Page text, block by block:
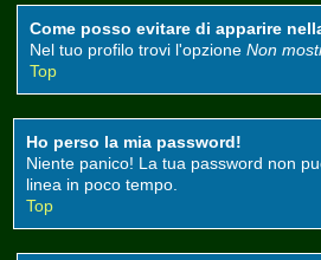
Come posso evitare di apparire
Nel tuo profilo trovi l'opzione Non
Top
Ho perso la mia password!
Niente panico! La tua password non
linea in poco tempo.
Top